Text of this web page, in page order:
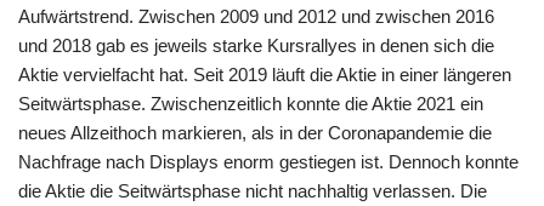
Aufwärtstrend. Zwischen 2009 und 2012 und zwischen 2016
und 2018 gab es jeweils starke Kursrallyes in denen sich die
Aktie vervielfacht hat. Seit 2019 läuft die Aktie in einer längeren
Seitwärtsphase. Zwischenzeitlich konnte die Aktie 2021 ein
neues Allzeithoch markieren, als in der Coronapandemie die
Nachfrage nach Displays enorm gestiegen ist. Dennoch konnte
die Aktie die Seitwärtsphase nicht nachhaltig verlassen. Die